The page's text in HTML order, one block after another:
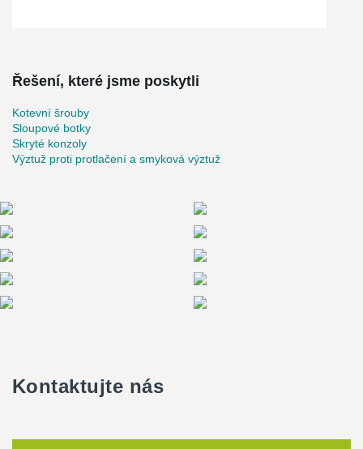
Řešení, které jsme poskytli
Kotevní šrouby
Sloupové botky
Skryté konzoly
Výztuž proti protlačení a smyková výztuž
Kontaktujte nás